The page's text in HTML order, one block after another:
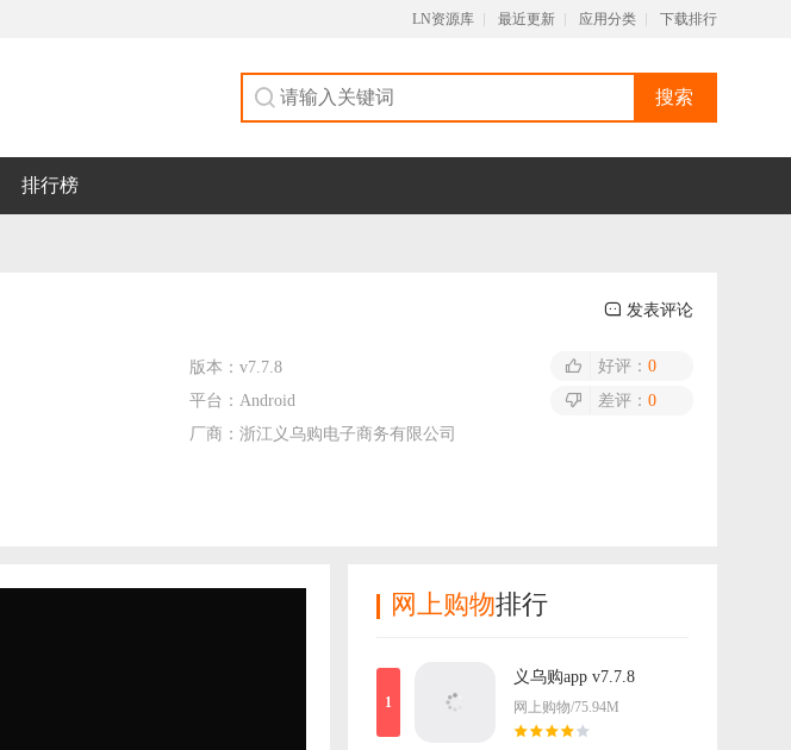
LN资源库 最近更新 应用分类 下载排行
搜索
排行榜
发表评论
版本： v7.7.8
平台： Android
厂商： 浙江义乌购电子商务有限公司
好评： 0
差评： 0
网上购物排行
义乌购app v7.7.8
网上购物/75.94M